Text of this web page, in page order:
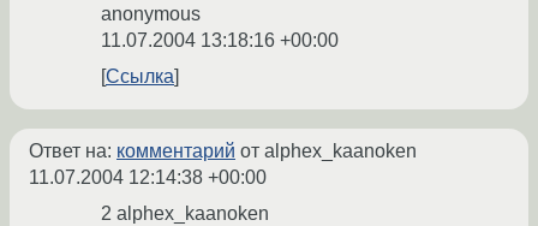
anonymous
11.07.2004 13:18:16 +00:00
Ссылка
Ответ на: комментарий от alphex_kaanoken
11.07.2004 12:14:38 +00:00
2 alphex_kaanoken